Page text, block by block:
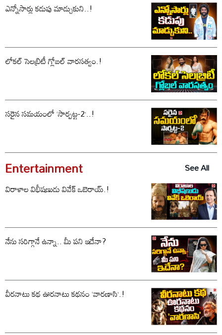
ఎన్నోసార్లు కడుపు మాడ్చుకుని..!
లోకల్ సెలబ్రిటీ గ్లోబల్ వారసత్వం.!
సరైన సమయంలో ‘సార్పట్ట-2’..!
Entertainment
See All
విరాళాల విభీషణుడు వివేక్ ఒబెరాయ్.!
నేను సరిగ్గానే ఉన్నా.. మీ పని ఇదేనా?
వీరనాటు కథ ఊరనాటు కథనం ‘వారణాసి’.!